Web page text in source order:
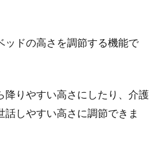
ッドの高さを調節する機能で
降りやすい高さにしたり、介護
しやすい高さに調節できま